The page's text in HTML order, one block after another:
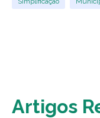
Artigos